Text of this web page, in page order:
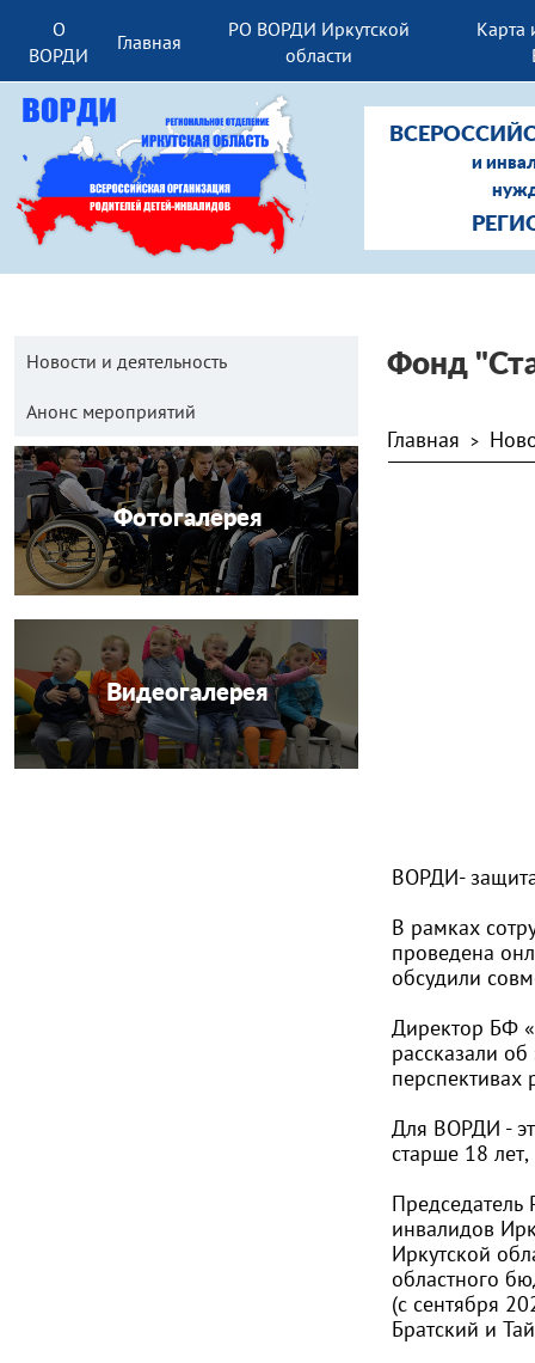
О
ВОРДИ
Главная
РО ВОРДИ Иркутской
области
Карта
и
Новости и деятельность
Анонс мероприятий
Фотогалерея
Видеогалерея
Фонд
Главная >
ВОРДИ-
В рамках
проведена
обсудили
Директор БФ
рассказали
перспективах
Для ВОРДИ -
старше 18
инвалидов
Иркутской
областного
(с сентября
Братский и